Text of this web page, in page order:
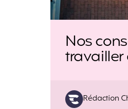
Nos
Posted
Rédaction